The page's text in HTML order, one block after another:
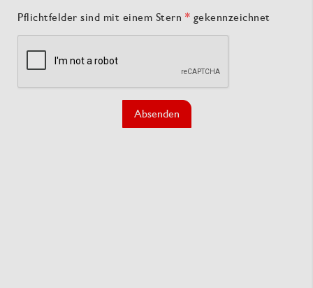
Pflichtfelder sind mit einem Stern * gekennzeichnet
Absenden